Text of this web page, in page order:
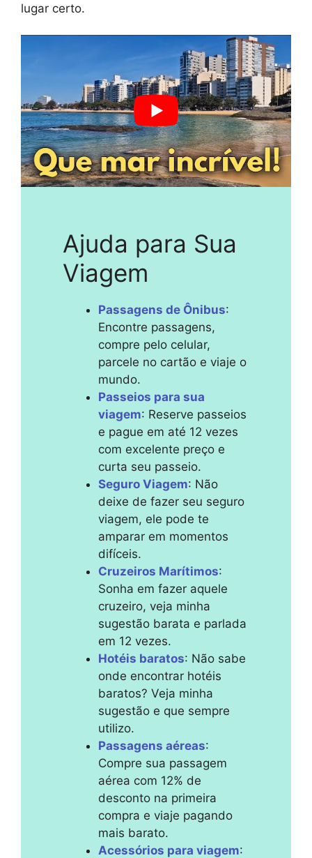
lugar certo.
Ajuda para Sua
Viagem
Passagens de Ônibus:
Encontre passagens,
compre pelo celular,
parcele no cartão e viaje o
mundo.
Passeios para sua
viagem: Reserve passeios
e pague em até 12 vezes
com excelente preço e
curta seu passeio.
Seguro Viagem: Não
deixe de fazer seu seguro
viagem, ele pode te
amparar em momentos
difíceis.
Cruzeiros Marítimos:
Sonha em fazer aquele
cruzeiro, veja minha
sugestão barata e parlada
em 12 vezes.
Hotéis baratos: Não sabe
onde encontrar hotéis
baratos? Veja minha
sugestão e que sempre
utilizo.
Passagens aéreas:
Compre sua passagem
aérea com 12% de
desconto na primeira
compra e viaje pagando
mais barato.
Acessórios para viagem: